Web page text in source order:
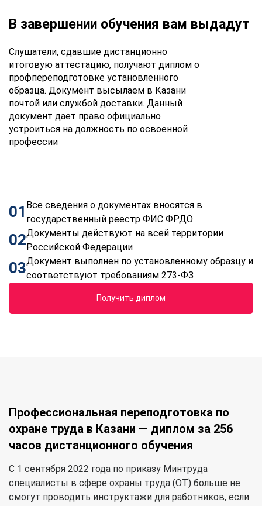
В завершении обучения вам выдадут
Слушатели, сдавшие дистанционно
итоговую аттестацию, получают диплом о
профпереподготовке установленного
образца. Документ высылаем в Казани
почтой или службой доставки. Данный
документ дает право официально
устроиться на должность по освоенной
профессии
01 Все сведения о документах вносятся в
государственный реестр ФИС ФРДО
02Документы действуют на всей территории
Российской Федерации
03Документ выполнен по установленному образцу и
соответствуют требованиям 273-ФЗ
Получить диплом
Профессиональная переподготовка по
охране труда в Казани — диплом за 256
часов дистанционного обучения
С 1 сентября 2022 года по приказу Минтруда
специалисты в сфере охраны труда (ОТ) больше не
смогут проводить инструктажи для работников, если